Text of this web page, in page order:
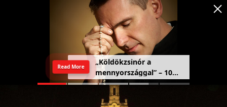
Szeretetország: a haza,
amely a szívben kezdődik
Read More